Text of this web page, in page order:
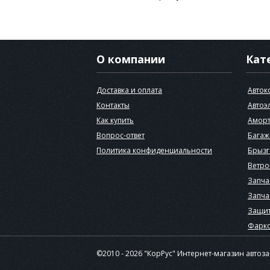
О компании
Доставка и оплата
Контакты
Как купить
Вопрос-ответ
Политика конфиденциальности
©2010 - 2026 "КорРус" Интернет-магазин